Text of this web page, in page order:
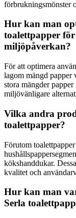
förbrukningsmönster
Hur kan man
toalettpapper
miljöpåverkan?
För att optimera
lagom mängd papper
stora mängder
miljövänligare
Vilka andra
toalettpapper?
Förutom
kökshanddukar.
kvalitet och
Hur kan man
Serla